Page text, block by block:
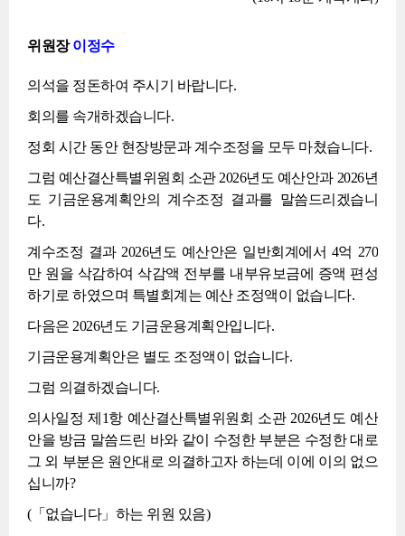
위원장이정수
의석을 정돈하여 주시기 바랍니다.
회의를 속개하겠습니다.
정회 시간 동안 현장방문과 계수조정을 모두 마쳤습니다.
그럼 예산결산특별위원회 소관 2026년도 예산안과 2026년
도 기금운용계획안의 계수조정 결과를 말씀드리겠습니
다.
계수조정 결과 2026년도 예산안은 일반회계에서 4억 270
만 원을 삭감하여 삭감액 전부를 내부유보금에 증액 편성
하기로 하였으며 특별회계는 예산 조정액이 없습니다.
다음은 2026년도 기금운용계획안입니다.
기금운용계획안은 별도 조정액이 없습니다.
그럼 의결하겠습니다.
의사일정 제1항 예산결산특별위원회 소관 2026년도 예산
안을 방금 말씀드린 바와 같이 수정한 부분은 수정한 대로
그 외 부분은 원안대로 의결하고자 하는데 이에 이의 없으
십니까?
(「없습니다」하는 위원 있음)